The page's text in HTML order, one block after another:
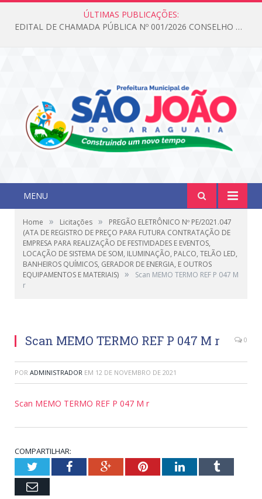
ÚLTIMAS PUBLICAÇÕES:
EDITAL DE CHAMADA PÚBLICA Nº 001/2026 CONSELHO DOS DIREITOS DA CRIANÇA E DO ADOLESCENTE
MENU
Home » Licitações »
PREGÃO ELETRÔNICO Nº PE/2021.047
(ATA DE REGISTRO DE PREÇO PARA FUTURA CONTRATAÇÃO DE
EMPRESA PARA REALIZAÇÃO DE FESTIVIDADES E EVENTOS,
LOCAÇÃO DE SISTEMA DE SOM, ILUMINAÇÃO, PALCO, TELÃO LED,
BANHEIROS QUÍMICOS, GERADOR DE ENERGIA, E OUTROS
EQUIPAMENTOS E MATERIAIS) »
Scan MEMO TERMO REF P 047 M
r
Scan MEMO TERMO REF P 047 M r 0
POR ADMINISTRADOR EM 12 DE NOVEMBRO DE 2021
Scan MEMO TERMO REF P 047 M r
COMPARTILHAR:
TwitterFacebookGoogle+PinterestLinkedInTumblr
Email